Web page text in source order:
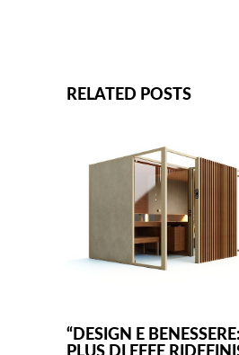
RELATED POSTS
“DESIGN E